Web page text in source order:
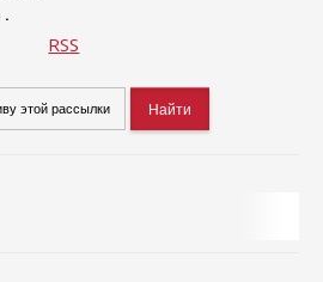
.
RSS